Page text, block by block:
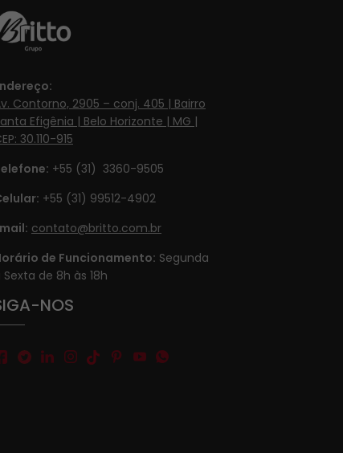
Contorno, 2905 – conj. 405 | Bairro
Efigênia | Belo Horizonte | MG |
30.110-915
+55 (31) 3360-9505
+55 (31) 99512-4902‬
contato@britto.com.br
de Funcionamento: Segunda
Sexta de 8h às 18h
NOS